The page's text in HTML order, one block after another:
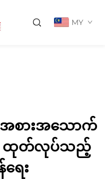
MY
ားအသောက်
ထုတ်လုပ်သည့်
ေး